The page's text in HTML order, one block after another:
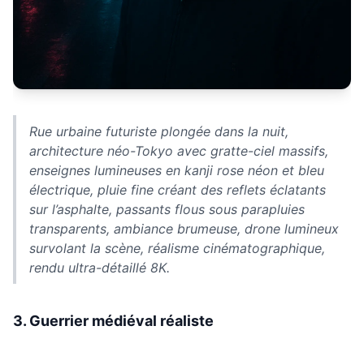
Rue urbaine futuriste plongée dans la nuit,
architecture néo-Tokyo avec gratte-ciel massifs,
enseignes lumineuses en kanji rose néon et bleu
électrique, pluie fine créant des reflets éclatants
sur l’asphalte, passants flous sous parapluies
transparents, ambiance brumeuse, drone lumineux
survolant la scène, réalisme cinématographique,
rendu ultra-détaillé 8K.
3. Guerrier médiéval réaliste